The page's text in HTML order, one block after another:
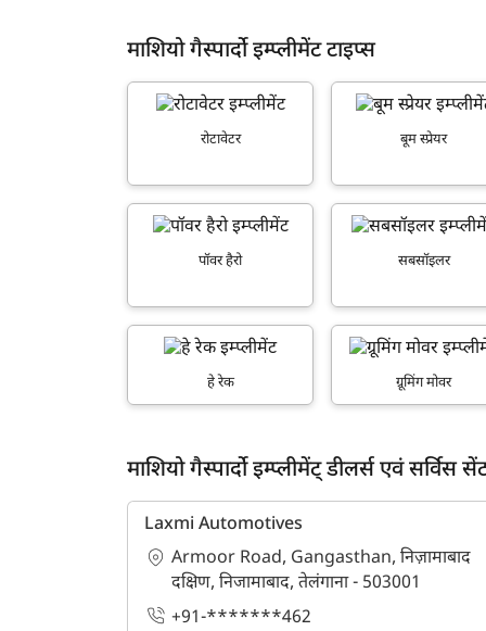
मिस्ट ब्लोअर
फ्लेल मोवर
न्यूमेटिक प्रिसीजन प्लांटर
रोटरी स्लेशर
पडलर
फर्टिलाइजर ब्रॉडकास्टर
हे रेक
ग्रेडर ब्लेड
सेल्फ प्रोपेल्ड बूम स्प्रेयर
टेरेसर ब्लेड
बेल स्पीयर
बॉक्स ब्लेड
माशियो गैस्पार्दो इम्प्लीमेंट टाइप्स
रोटावेटर बूम स्प्रेयर
पॉवर हैरो सबसॉइलर
हे रेक ग्रूमिंग मोवर
माशियो गैस्पार्दो इम्प्लीमेंट् डीलर्स एवं सर्विस
Laxmi Automotives
Armoor Road, Gangasthan, निज़ामाबाद
दक्षिण, निजामाबाद, तेलंगाना - 503001
+91-*******462